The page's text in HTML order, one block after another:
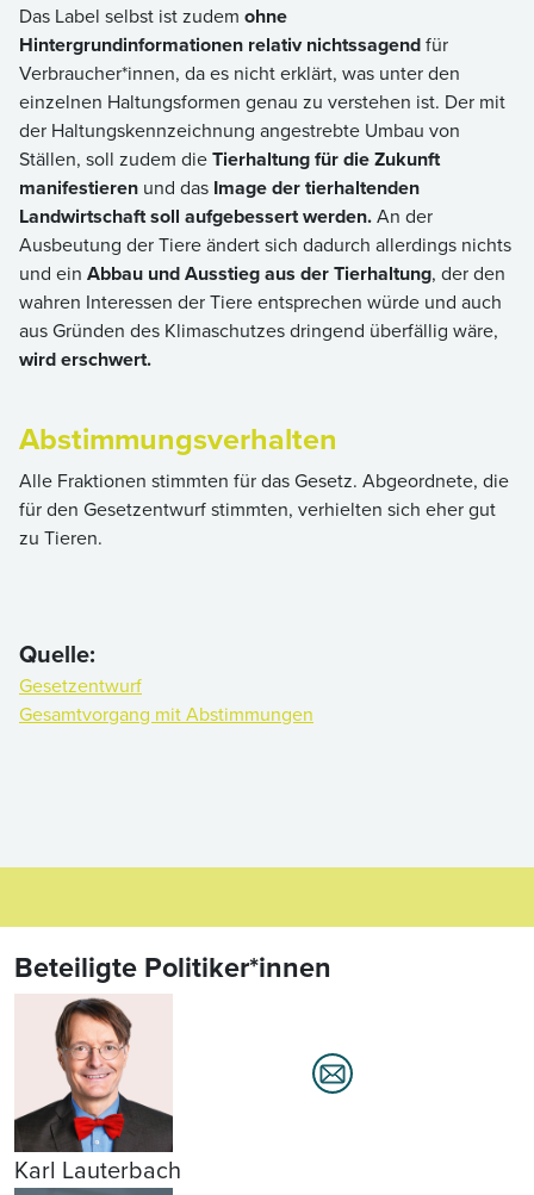
Das Label selbst ist zudem ohne
Hintergrundinformationen relativ nichtssagendfür
Verbraucher*innen, da es nicht erklärt, was unter den
einzelnen Haltungsformen genau zu verstehen ist. Der mit
der Haltungskennzeichnung angestrebte Umbau von
Ställen, soll zudem dieTierhaltung für die Zukunft
manifestieren und das Image der tierhaltenden
Landwirtschaft soll aufgebessert werden.An der
Ausbeutung der Tiere ändert sich dadurch allerdings nichts
und ein Abbau und Ausstieg aus der Tierhaltung, der den
wahren Interessen der Tiere entsprechen würde und auch
aus Gründen des Klimaschutzes dringend überfällig wäre,
wird erschwert.
Abstimmungsverhalten
Alle Fraktionen stimmten für das Gesetz. Abgeordnete, die
für den Gesetzentwurf stimmten, verhielten sich eher gut
zu Tieren.
Quelle:
Gesetzentwurf
Gesamtvorgang mit Abstimmungen
Beteiligte Politiker*innen
Karl Lauterbach